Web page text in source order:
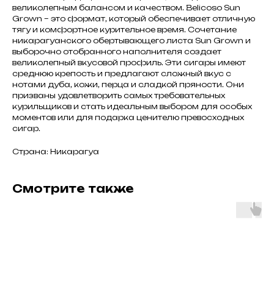
великолепным балансом и качеством. Belicoso Sun
Grown – это формат, который обеспечивает отличную
тягу и комфортное курительное время. Сочетание
никарагуанского обертывающего листа Sun Grown и
выборочно отобранного наполнителя создает
великолепный вкусовой профиль. Эти сигары имеют
среднюю крепость и предлагают сложный вкус с
нотами дуба, кожи, перца и сладкой пряности. Они
призваны удовлетворить самых требовательных
курильщиков и стать идеальным выбором для особых
моментов или для подарка ценителю превосходных
сигар.
Страна: Никарагуа
Смотрите также